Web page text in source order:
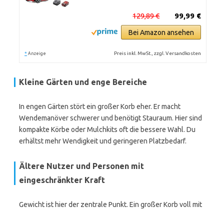
99,99 €
129,89 €
Bei Amazon ansehen
* Anzeige Preis inkl. MwSt., zzgl. Versandkosten
Kleine Gärten und enge Bereiche
In engen Gärten stört ein großer Korb eher. Er macht
Wendemanöver schwerer und benötigt Stauraum. Hier sind
kompakte Körbe oder Mulchkits oft die bessere Wahl. Du
erhältst mehr Wendigkeit und geringeren Platzbedarf.
Ältere Nutzer und Personen mit
eingeschränkter Kraft
Gewicht ist hier der zentrale Punkt. Ein großer Korb voll mit